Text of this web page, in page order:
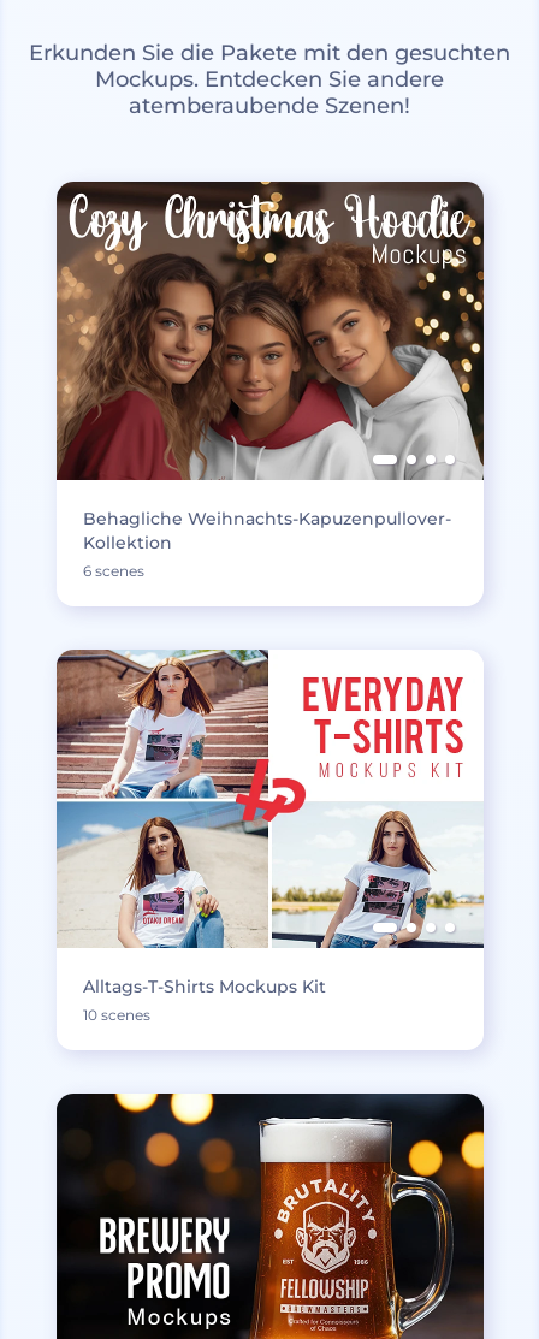
Erkunden Sie die Pakete mit den gesuchten
Mockups. Entdecken Sie andere
atemberaubende Szenen!
Behagliche Weihnachts-Kapuzenpullover-
Kollektion
6 scenes
Alltags-T-Shirts Mockups Kit
10 scenes